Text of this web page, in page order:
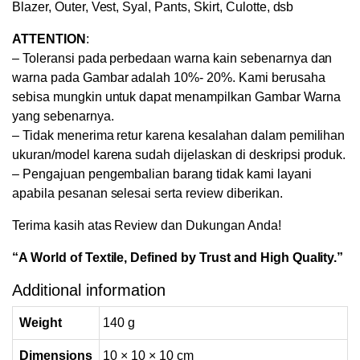
Blazer, Outer, Vest, Syal, Pants, Skirt, Culotte, dsb
ATTENTION :
– Toleransi pada perbedaan warna kain sebenarnya dan
warna pada Gambar adalah 10%- 20%. Kami berusaha
sebisa mungkin untuk dapat menampilkan Gambar Warna
yang sebenarnya.
– Tidak menerima retur karena kesalahan dalam pemilihan
ukuran/model karena sudah dijelaskan di deskripsi produk.
– Pengajuan pengembalian barang tidak kami layani
apabila pesanan selesai serta review diberikan.
Terima kasih atas Review dan Dukungan Anda!
“A World of Textile, Defined by Trust and High Quality.”
Additional information
Weight 140 g
Dimensions 10 × 10 × 10 cm